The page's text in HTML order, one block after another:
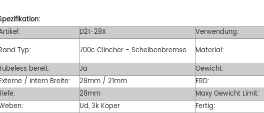
suchen.
die eine aerodynamische Kante
suchen, oder größere Fahrer.
geeignet für
Schotter- und
Fahrradreifen.
haben!
D21-28X Verwendung:
Typ:
700c Clincher - Scheibenbremse Material:
bereit:
Ja Gewicht:
/ intern Breite:
28mm / 21mm ERD:
28mm Maxy Gewicht Limit:
Ud, 3k Köper Fertig: